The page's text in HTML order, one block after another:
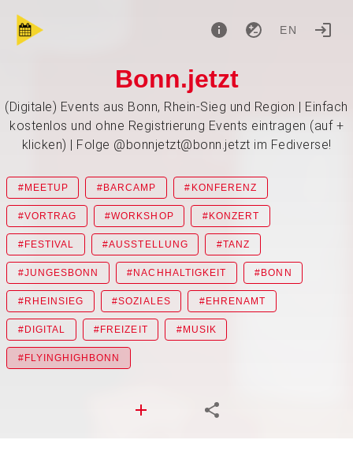
EN
Bonn.jetzt
(Digitale) Events aus Bonn, Rhein-Sieg und Region | Einfach
kostenlos und ohne Registrierung Events eintragen (auf +
klicken) | Folge @bonnjetzt@bonn.jetzt im Fediverse!
#MEETUP #BARCAMP #KONFERENZ
#VORTRAG #WORKSHOP #KONZERT
#FESTIVAL #AUSSTELLUNG #TANZ
#JUNGESBONN #NACHHALTIGKEIT #BONN
#RHEINSIEG #SOZIALES #EHRENAMT
#DIGITAL #FREIZEIT #MUSIK
#FLYINGHIGHBONN